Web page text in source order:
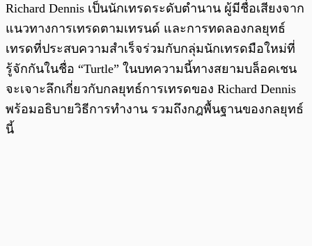
Richard Dennis เป็นนักเทรดระดับตำนาน ผู้มีชื่อเสียงจาก
แนวทางการเทรดตามเทรนด์ และการทดลองกลยุทธ์
เทรดที่ประสบความสำเร็จร่วมกับกลุ่มนักเทรดมือใหม่ที่
รู้จักกันในชื่อ “Turtle” ในบทความนี้ทางสยามบล็อคเชน
จะเจาะลึกเกี่ยวกับกลยุทธ์การเทรดของ Richard Dennis
พร้อมอธิบายวิธีการทำงาน รวมถึงกฎพื้นฐานของกลยุทธ์
นี้